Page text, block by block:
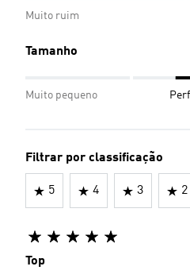
Muito ruim
Tamanho
Muito pequeno
Filtrar por classificação
5 4 3 2
Top